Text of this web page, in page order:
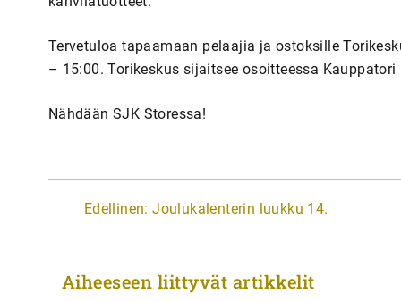
Tervetuloa tapaamaan pelaajia ja ostoksille
– 15:00. Torikeskus sijaitsee osoitteessa Kauppatori
Nähdään SJK Storessa!
A
i
Edellinen: Joulukalenterin luukku 14.
Aiheeseen liittyvät artikkelit